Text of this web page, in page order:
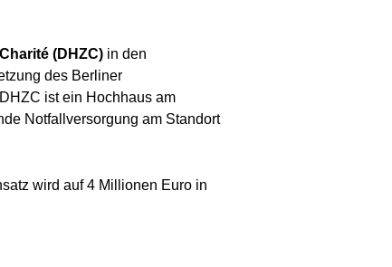
(DHZC)in den
des Berliner
ist ein Hochhaus am
Notfallversorgung am Standort
wird auf 4 Millionen Euro in